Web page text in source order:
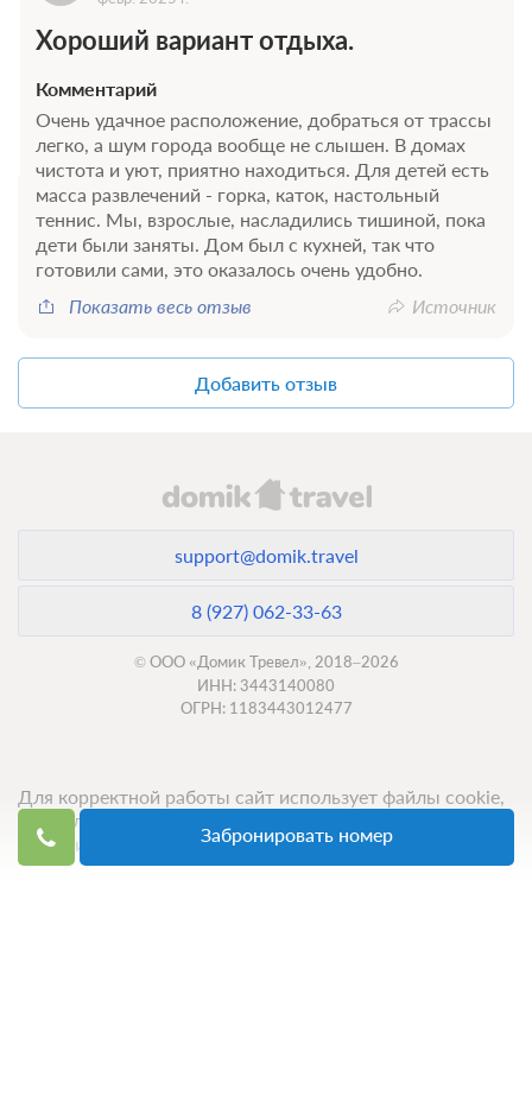
Хороший вариант отдыха.
Комментарий
Очень удачное расположение, добраться от трассы
легко, а шум города вообще не слышен. В домах
чистота и уют, приятно находиться. Для детей есть
масса развлечений - горка, каток, настольный
теннис. Мы, взрослые, насладились тишиной, пока
дети были заняты. Дом был с кухней, так что
готовили сами, это оказалось очень удобно.
Показать весь отзыв
Источник
Добавить отзыв
Забронировать номер
support@domik.travel
8 (927) 062-33-63
© ООО «Домик Тревел», 2018–2026
ИНН: 3443140080
ОГРН: 1183443012477
Для корректной работы сайт использует файлы cookie,
продолжение использования сервиса означает ваше
согласие с обработкой данных.